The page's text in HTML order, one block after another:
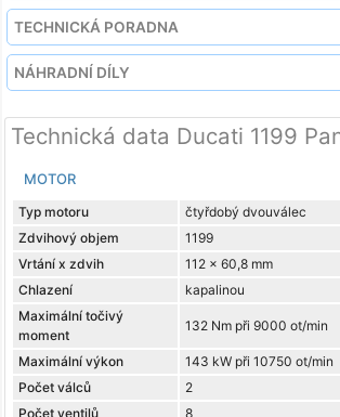
TECHNICKÁ PORADNA
NÁHRADNÍ DÍLY
Technická data Ducati 1199
MOTOR
Typ motoru
čtyřdobý dvouválec
Zdvihový objem
1199
Vrtání x zdvih
112 x 60,8 mm
Chlazení
kapalinou
Maximální točivý
moment
132 Nm při 9000 ot/min
Maximální výkon
143 kW při 10750 ot/min
Počet válců
2
Počet ventilů
8